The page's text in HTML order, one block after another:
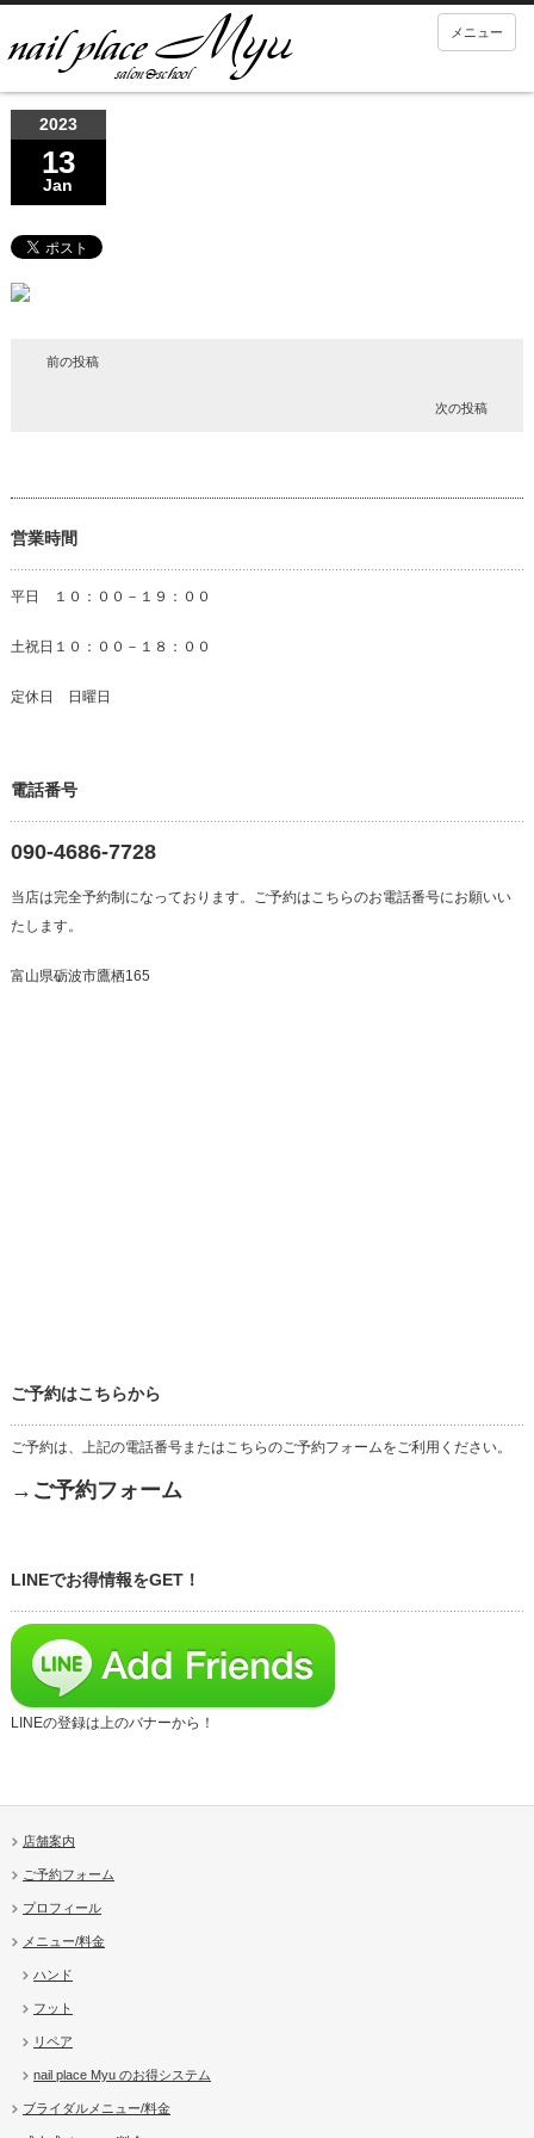
メニュー
2023
13
Jan
前の投稿
次の投稿
営業時間
平日 １０：００－１９：００
土祝日１０：００－１８：００
定休日 日曜日
電話番号
090-4686-7728
当店は完全予約制になっております。ご予約はこちらのお電話番号にお願いい
たします。
富山県砺波市鷹栖165
ご予約はこちらから
ご予約は、上記の電話番号またはこちらのご予約フォームをご利用ください。
→ご予約フォーム
LINEでお得情報をGET！
LINEの登録は上のバナーから！
店舗案内
ご予約フォーム
プロフィール
メニュー/料金
ハンド
フット
リペア
nail place Myu のお得システム
ブライダルメニュー/料金